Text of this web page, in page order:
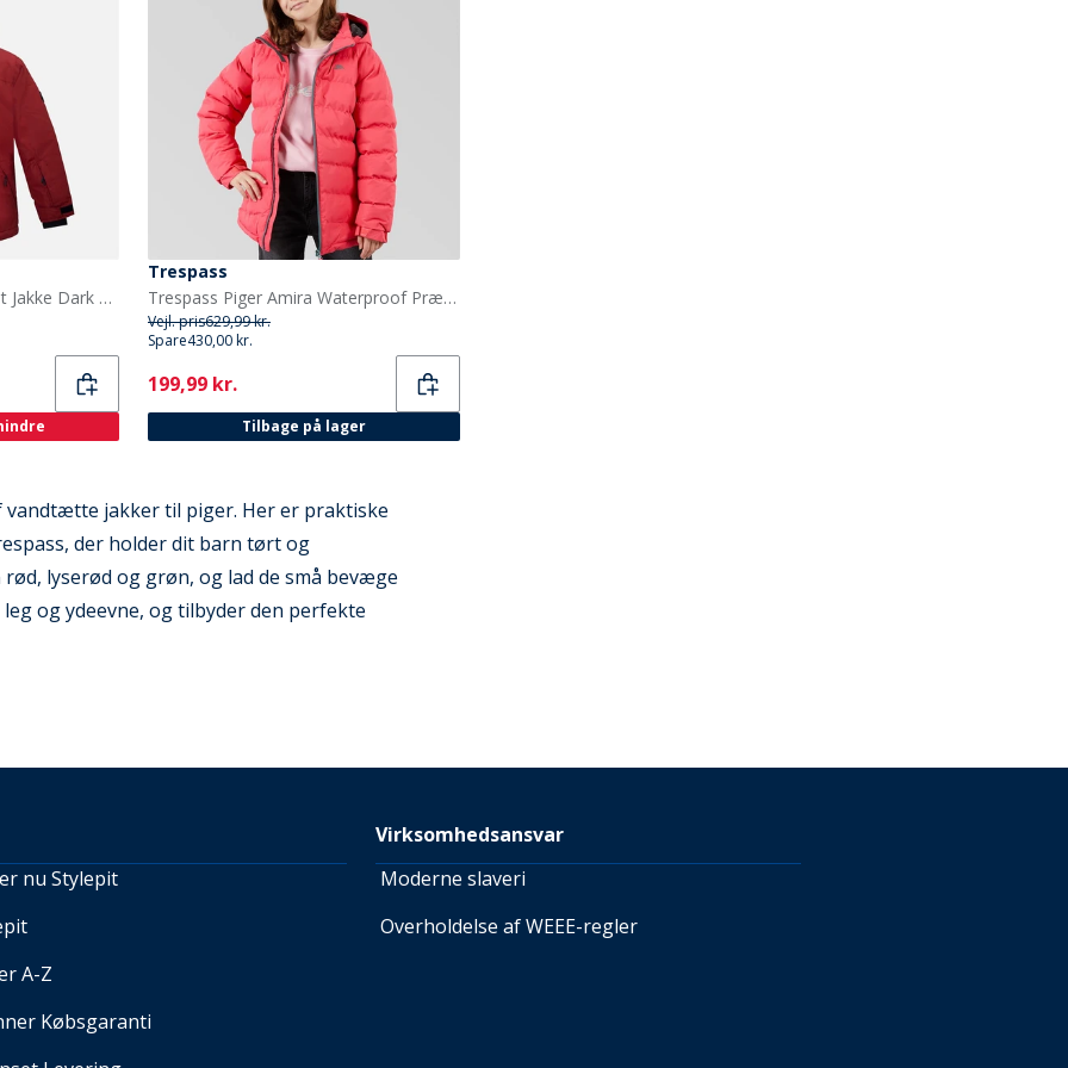
True North Piger Vandtæt Jakke Dark Red
Trespass
Trespass Piger Amira Waterproof Præstation/Teknisk Lyserød
Vejl. pris629,99 kr.
Spare430,00 kr.
Current
199,99 kr.
Tilbage på lager
vandtætte jakker til piger. Her er praktiske
der holder dit barn tørt og
lyserød og grøn, og lad de små bevæge
og ydeevne, og tilbyder den perfekte
nu Stylepit
A-Z
Købsgaranti
Virksomhedsansvar
Moderne slaveri
Overholdelse af WEEE-regler